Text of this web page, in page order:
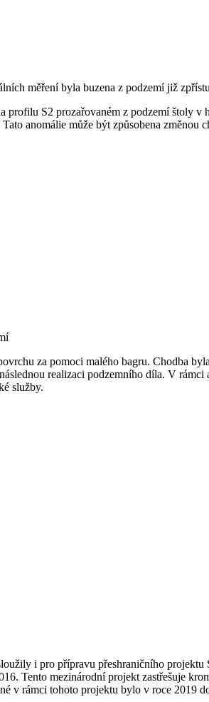
měření byla buzena z podzemí již
profilu S2 prozařovaném z podzemí štoly
anomálie může být způsobena změnou
za pomoci malého bagru. Chodba
realizaci podzemního díla. V
služby.
i pro přípravu přeshraničního
Tento mezinárodní projekt zastřešuje
v rámci tohoto projektu bylo v roce 2019